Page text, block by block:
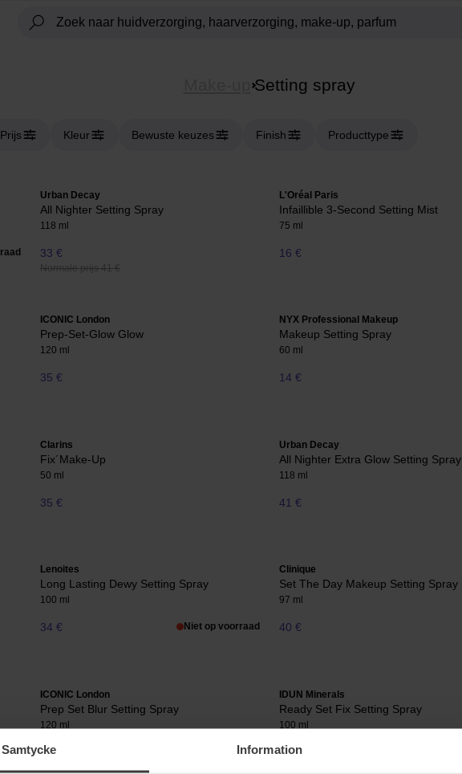
Samtycke Information
Setting spray
Prijs Kleur Bewuste keuzes Finish Producttype
Urban Decay
All Nighter Setting Spray
118 ml
33 €
Normale prijs 41 €
L'Oréal Paris
Infaillible 3-Second Setting Mist
75 ml
16 €
ICONIC London
Prep-Set-Glow Glow
120 ml
35 €
NYX Professional Makeup
Makeup Setting Spray
60 ml
14 €
Clarins
Fix´Make-Up
50 ml
35 €
Urban Decay
All Nighter Extra Glow Setting Spray
118 ml
41 €
Lenoites
Long Lasting Dewy Setting Spray
100 ml
34 € Niet op voorraad
Clinique
Set The Day Makeup Setting Spray
97 ml
40 €
ICONIC London
Prep Set Blur Setting Spray
120 ml
39 €
IDUN Minerals
Ready Set Fix Setting Spray
100 ml
30 €